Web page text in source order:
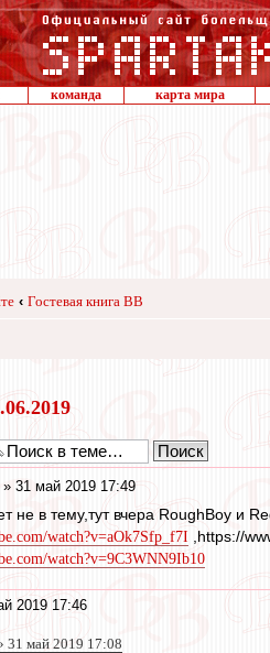
команда карта мира
‹ Гостевая книга ВВ
» 31 май 2019 17:49
не в тему,тут вчера RoughBoy и
watch?v=aOk7Sfp_f7I ,https://
watch?v=9C3WNN9Ib10
2019 17:46
31 май 2019 17:08